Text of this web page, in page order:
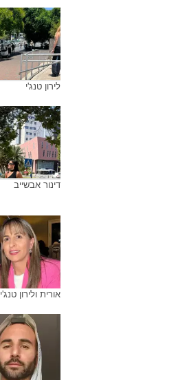
לירון טנג'י
דינור אבשייב
אורית ולירון טנג'י